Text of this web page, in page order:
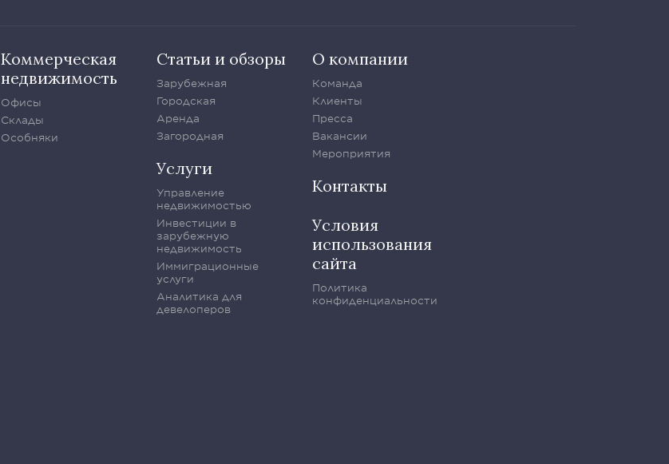
Коммерческая
недвижимость
Офисы
Склады
Особняки
Статьи и обзоры
Зарубежная
Городская
Аренда
Загородная
Услуги
Управление
недвижимостью
Инвестиции в
зарубежную
недвижимость
Иммиграционные
услуги
Аналитика для
девелоперов
О компании
Команда
Клиенты
Пресса
Вакансии
Мероприятия
Контакты
Условия
использования
сайта
Политика
конфиденциальности